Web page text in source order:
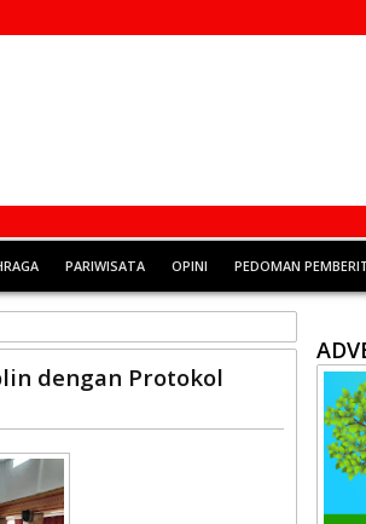
PARIWISATA OPINI PEDOMAN
dengan Protokol